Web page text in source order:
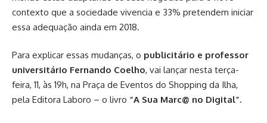
contexto que a sociedade vivencia e 33% pretendem iniciar
essa adequação ainda em 2018.
Para explicar essas mudanças, o publicitário e professor
universitário Fernando Coelho, vai lançar nesta terça-
feira, 11, às 19h, na Praça de Eventos do Shopping da Ilha,
pela Editora Laboro – o livro “A Sua Marc@ no Digital”.